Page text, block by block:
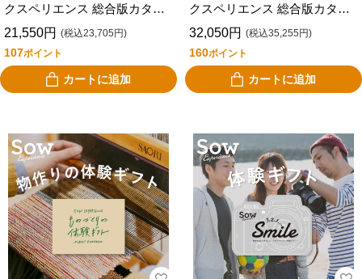
クスペリエンス 総合版カタロ
グギフト（ＲＥＤ）
21,550円 (税込23,705円)
107ポイント
カートに追加
クスペリエンス 総合版カタロ
グギフト（ＢＲＯＷＮ）
32,050円 (税込35,255円)
160ポイント
カートに追加